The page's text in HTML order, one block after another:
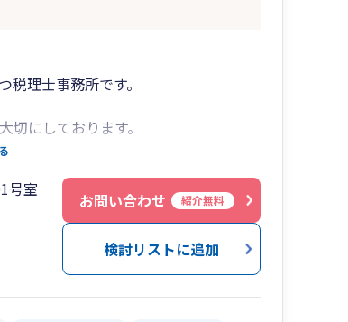
理士事務所です。
にしております。
、ご一緒に企業の問題点等を早期に発
No.1)により「迅速な対応」を心がけ
号室
お問い合わせ 紹介無料
検討リストに追加